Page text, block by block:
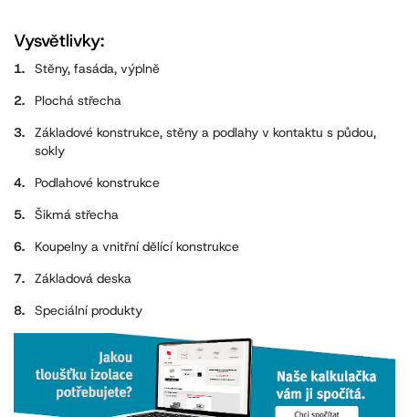
Vysvětlivky:
Stěny, fasáda, výplně
Plochá střecha
Základové konstrukce, stěny a podlahy v kontaktu s půdou,
sokly
Podlahové konstrukce
Šikmá střecha
Koupelny a vnitřní dělící konstrukce
Základová deska
Speciální produkty